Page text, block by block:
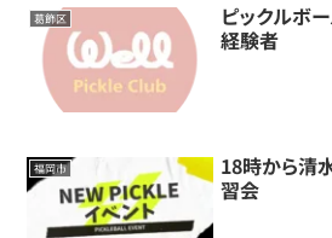
葛飾区
ピックルボ
経験者
福岡市
18時から清
習会